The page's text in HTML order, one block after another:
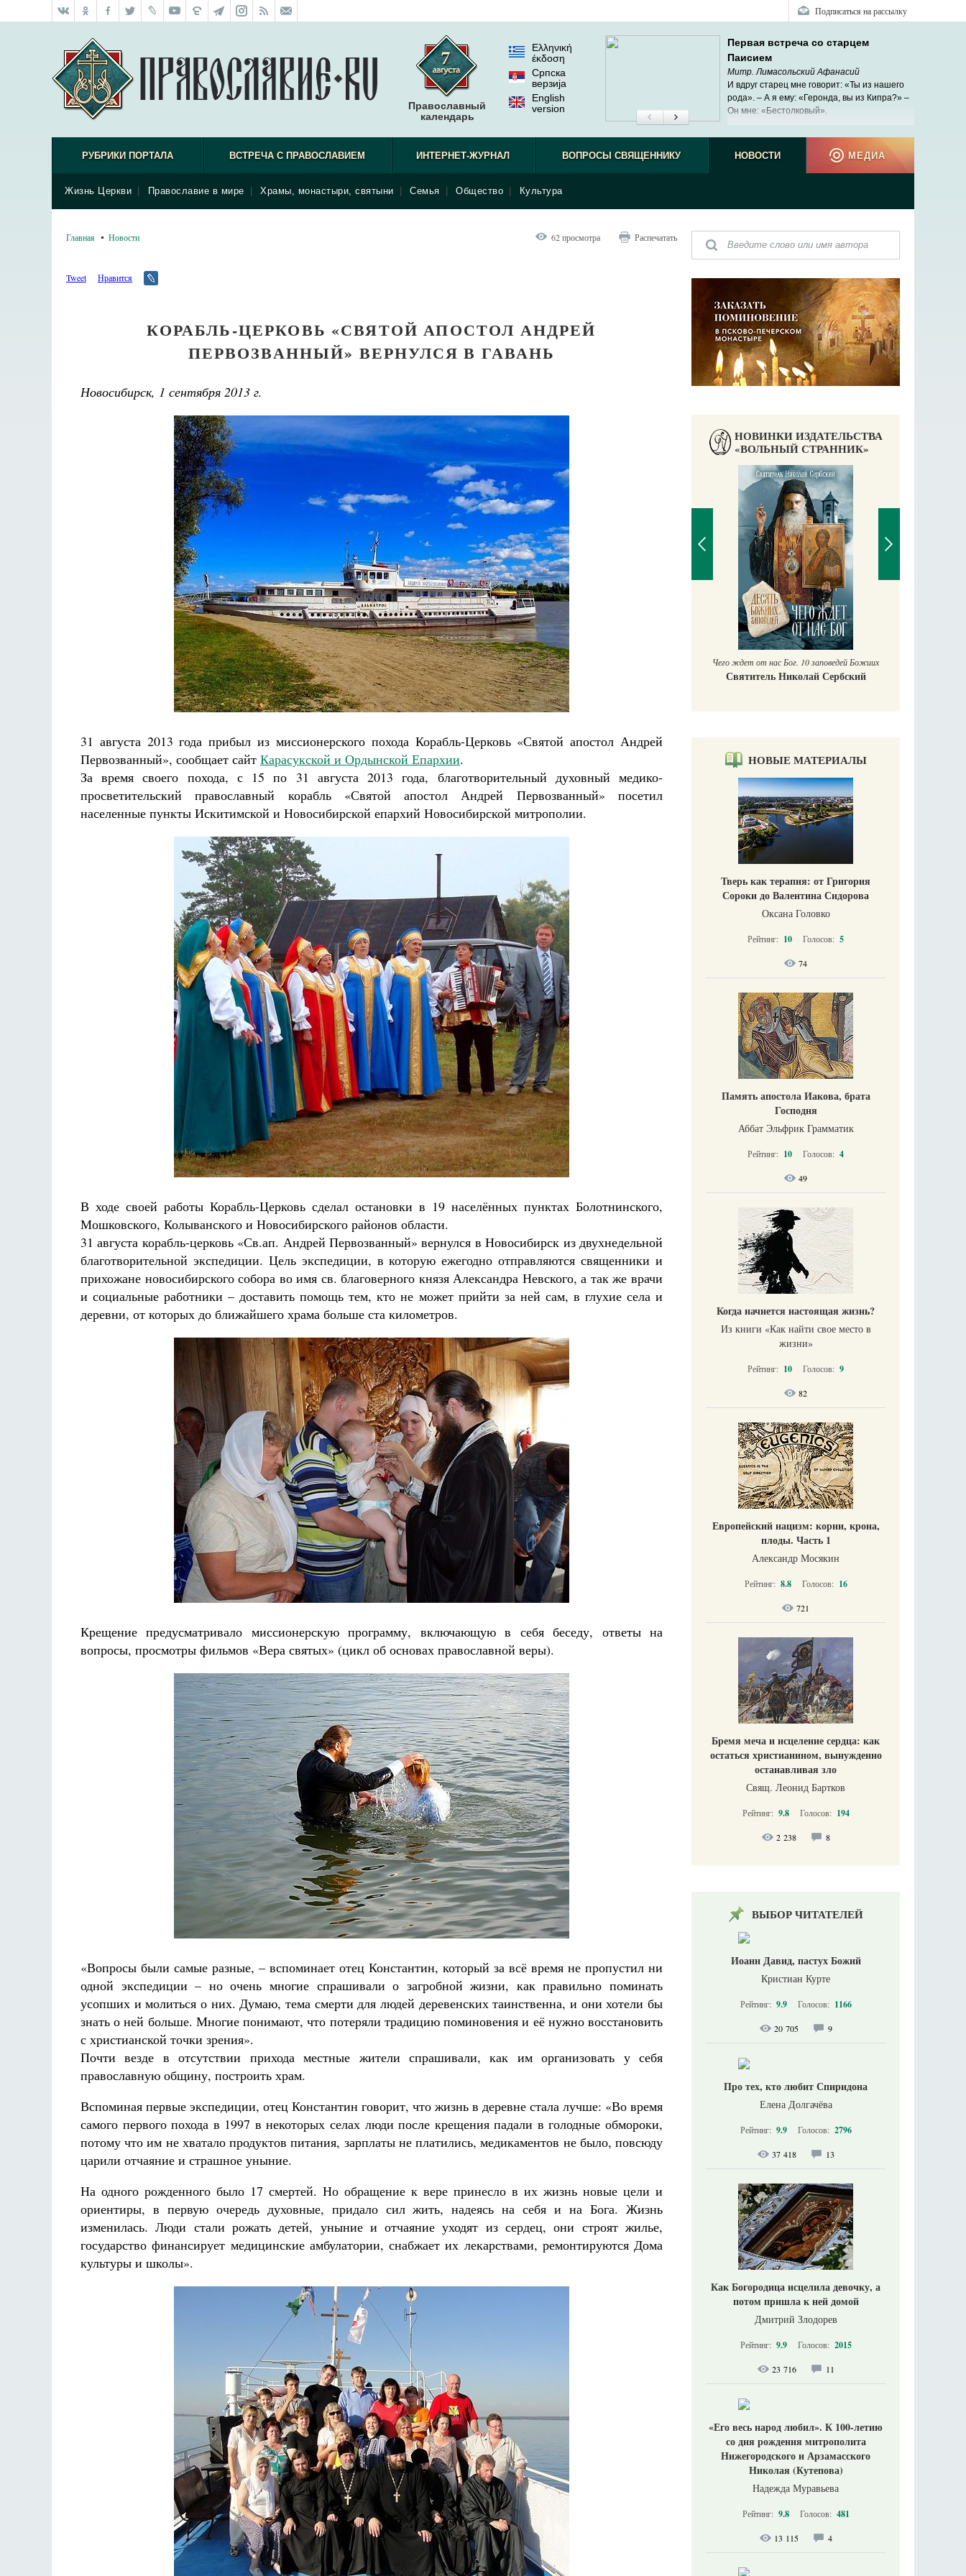
Подписаться на рассылку
Православный
календарь
Ελληνική
έκδοση
Српска
верзиjа
English
version
Первая встреча со старцем
Паисием
Митр. Лимасольский Афанасий
И вдруг старец мне говорит: «Ты из нашего
рода». – А я ему: «Геронда, вы из Кипра?» –
Он мне: «Бестолковый».
РУБРИКИ ПОРТАЛА ВСТРЕЧА С ПРАВОСЛАВИЕМ ИНТЕРНЕТ-ЖУРНАЛ ВОПРОСЫ СВЯЩЕННИКУ НОВОСТИ
Жизнь Церкви Православие в мире Храмы, монастыри, святыни Семья Общество Культура
МЕДИА
Главная Новости 62 просмотра Распечатать
Tweet Нравится
КОРАБЛЬ-ЦЕРКОВЬ «СВЯТОЙ АПОСТОЛ АНДРЕЙ
ПЕРВОЗВАННЫЙ» ВЕРНУЛСЯ В ГАВАНЬ
Новосибирск, 1 сентября 2013 г.
31 августа 2013 года прибыл из миссионерского похода Корабль-Церковь «Святой апостол Андрей
Первозванный», сообщает сайт Карасукской и Ордынской Епархии.
За время своего похода, с 15 по 31 августа 2013 года, благотворительный духовный медико-
просветительский православный корабль «Святой апостол Андрей Первозванный» посетил
населенные пункты Искитимской и Новосибирской епархий Новосибирской митрополии.
В ходе своей работы Корабль-Церковь сделал остановки в 19 населённых пунктах Болотнинского,
Мошковского, Колыванского и Новосибирского районов области.
31 августа корабль-церковь «Св.ап. Андрей Первозванный» вернулся в Новосибирск из двухнедельной
благотворительной экспедиции. Цель экспедиции, в которую ежегодно отправляются священники и
прихожане новосибирского собора во имя св. благоверного князя Александра Невского, а так же врачи
и социальные работники – доставить помощь тем, кто не может прийти за ней сам, в глухие села и
деревни, от которых до ближайшего храма больше ста километров.
Крещение предусматривало миссионерскую программу, включающую в себя беседу, ответы на
вопросы, просмотры фильмов «Вера святых» (цикл об основах православной веры).
«Вопросы были самые разные, – вспоминает отец Константин, который за всё время не пропустил ни
одной экспедиции – но очень многие спрашивали о загробной жизни, как правильно поминать
усопших и молиться о них. Думаю, тема смерти для людей деревенских таинственна, и они хотели бы
знать о ней больше. Многие понимают, что потеряли традицию поминовения и её нужно восстановить
с христианской точки зрения».
Почти везде в отсутствии прихода местные жители спрашивали, как им организовать у себя
православную общину, построить храм.
Вспоминая первые экспедиции, отец Константин говорит, что жизнь в деревне стала лучше: «Во время
самого первого похода в 1997 в некоторых селах люди после крещения падали в голодные обмороки,
потому что им не хватало продуктов питания, зарплаты не платились, медикаментов не было, повсюду
царили отчаяние и страшное уныние.
На одного рожденного было 17 смертей. Но обращение к вере принесло в их жизнь новые цели и
ориентиры, в первую очередь духовные, придало сил жить, надеясь на себя и на Бога. Жизнь
изменилась. Люди стали рожать детей, уныние и отчаяние уходят из сердец, они строят жилье,
государство финансирует медицинские амбулатории, снабжает их лекарствами, ремонтируются Дома
культуры и школы».
НОВИНКИ ИЗДАТЕЛЬСТВА
«ВОЛЬНЫЙ СТРАННИК»
Разлуки не будет
Фредерика де Грааф Как найти своё место в жизни
Кирилл Мурышев
Великомученик Георгий Победоносец. Научись у
Роман Котов Чего ждет от нас Бог. 10 заповедей Божиих
Святитель Николай Сербский
НОВЫЕ МАТЕРИАЛЫ
Тверь как терапия: от Григория
Сороки до Валентина Сидорова
Оксана Головко
Рейтинг: 10 Голосов: 5
74
Память апостола Иакова, брата
Господня
Аббат Эльфрик Грамматик
Рейтинг: 10 Голосов: 4
49
Когда начнется настоящая жизнь?
Из книги «Как найти свое место в
жизни​»
Рейтинг: 10 Голосов: 9
82
Европейский нацизм: корни, крона,
плоды. Часть 1
Александр Мосякин
Рейтинг: 8.8 Голосов: 16
721
Бремя меча и исцеление сердца: как
остаться христианином, вынужденно
останавливая зло
Свящ. Леонид Бартков
Рейтинг: 9.8 Голосов: 194
2 238 8
ВЫБОР ЧИТАТЕЛЕЙ
Иоанн Давид, пастух Божий
Кристиан Курте
Рейтинг: 9.9 Голосов: 1166
20 705 9
Про тех, кто любит Спиридона
Елена Долгачёва
Рейтинг: 9.9 Голосов: 2796
37 418 13
Как Богородица исцелила девочку, а
потом пришла к ней домой
Дмитрий Злодорев
Рейтинг: 9.9 Голосов: 2015
23 716 11
«Его весь народ любил». К 100-летию
со дня рождения митрополита
Нижегородского и Арзамасского
Николая (Кутепова)
Надежда Муравьева
Рейтинг: 9.8 Голосов: 481
13 115 4